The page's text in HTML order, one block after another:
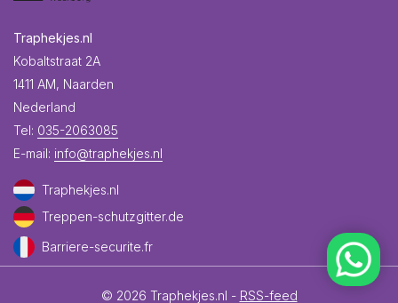
Traphekjes.nl
Kobaltstraat 2A
1411 AM, Naarden
Nederland
Tel: 035-2063085
E-mail: info@traphekjes.nl
Traphekjes.nl
Treppen-schutzgitter.de
Barriere-securite.fr
© 2026 Traphekjes.nl - RSS-feed